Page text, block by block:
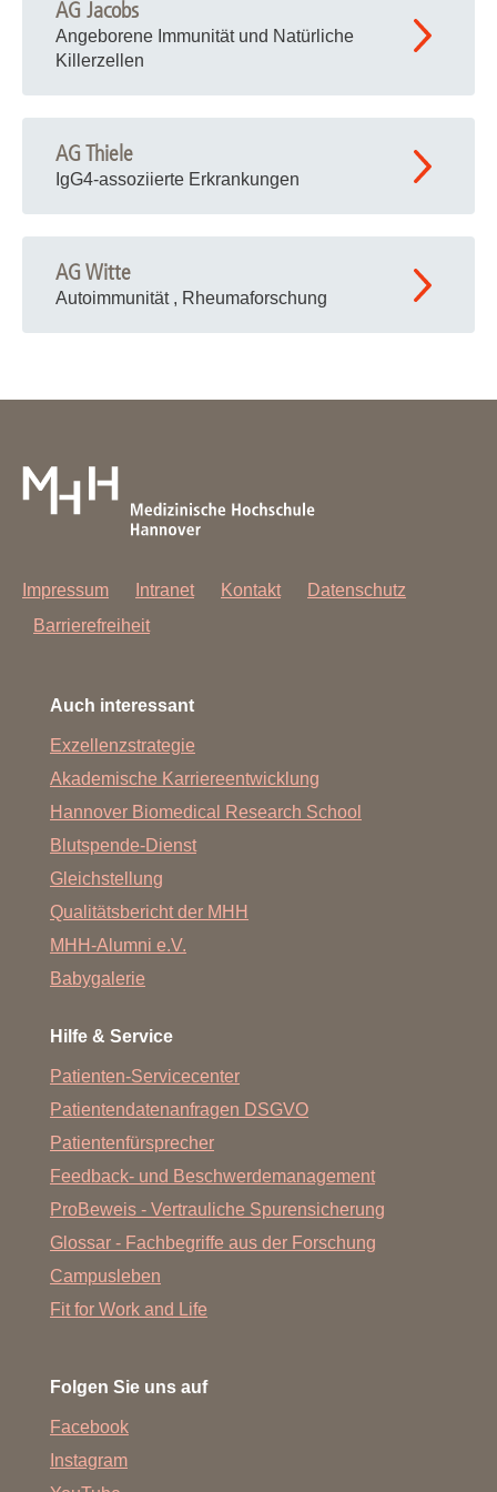
AG Jacobs
Angeborene Immunität und Natürliche
Killerzellen
AG Thiele
IgG4-assoziierte Erkrankungen
AG Witte
Autoimmunität , Rheumaforschung
Impressum Intranet Kontakt
Datenschutz
Barrierefreiheit
Auch interessant
Exzellenzstrategie
Akademische Karriereentwicklung
Hannover Biomedical Research School
Blutspende-Dienst
Gleichstellung
Qualitätsbericht der MHH
MHH-Alumni e.V.
Babygalerie
Hilfe & Service
Patienten-Servicecenter
Patientendatenanfragen DSGVO
Patientenfürsprecher
Feedback- und Beschwerdemanagement
ProBeweis - Vertrauliche Spurensicherung
Glossar - Fachbegriffe aus der Forschung
Campusleben
Fit for Work and Life
Folgen Sie uns auf
Facebook
Instagram